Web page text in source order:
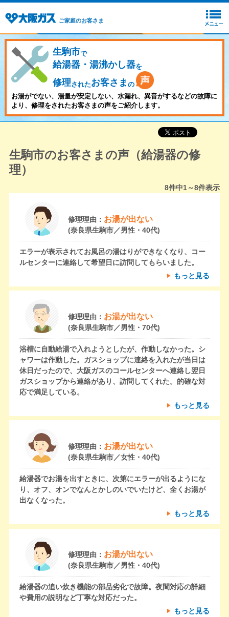
ご家庭のお客さま
生駒市で
給湯器・湯沸かし器を
修理されたお客さま の
お湯がでない、湯量が安定しない、水漏れ、異音がするなどの故障に
より、修理をされたお客さまの声をご紹介します。
生駒市のお客さまの声（給湯器の修
理）
8件中1～8件表示
修理理由： お湯が出ない
(奈良県生駒市／男性・40代)
エラーが表示されてお風呂の湯はりができなくなり、コー
ルセンターに連絡して希望日に訪問してもらいました。
もっと見る
修理理由： お湯が出ない
(奈良県生駒市／男性・70代)
浴槽に自動給湯で入れようとしたが、作動しなかった。シ
ャワーは作動した。ガスショップに連絡を入れたが当日は
休日だったので、大阪ガスのコールセンターへ連絡し翌日
ガスショップから連絡があり、訪問してくれた。的確な対
応で満足している。
もっと見る
修理理由： お湯が出ない
(奈良県生駒市／女性・40代)
給湯器でお湯を出すときに、次第にエラーが出るようにな
り、オフ、オンでなんとかしのいでいたけど、全くお湯が
出なくなった。
もっと見る
修理理由： お湯が出ない
(奈良県生駒市／男性・40代)
給湯器の追い炊き機能の部品劣化で故障。夜間対応の詳細
や費用の説明など丁寧な対応だった。
もっと見る